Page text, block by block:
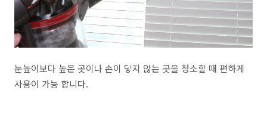
눈높이보다 높은 곳이나 손이 닿지 않는 곳을 청소할 때 편하게
사용이 가능 합니다.